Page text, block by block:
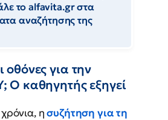
το alfavita.gr στα
αναζήτησης της
οθόνες για την
Ο καθηγητής εξηγεί
ησυζήτηση για τη